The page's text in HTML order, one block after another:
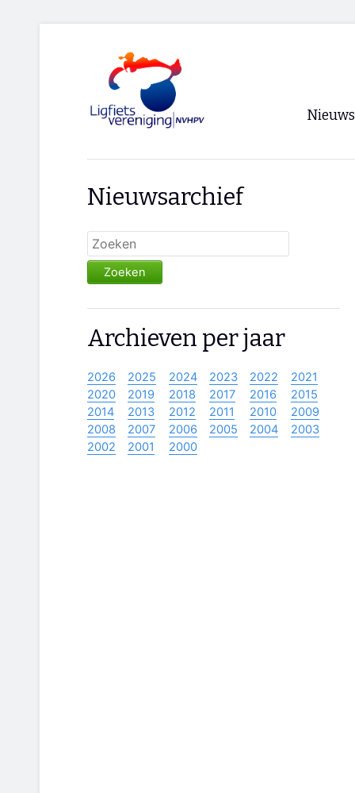
Nieuws
Nieuwsarchief
Zoeken
Archieven per jaar
2026 2025 2024 2023 2022
2021
2020
2019 2018 2017 2016
2015
2014
2013 2012 2011 2010
2009
2008
2007 2006 2005 2004
2003
2002
2001 2000